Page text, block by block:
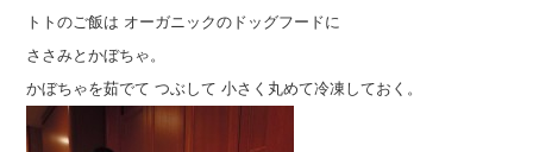
トトのご飯は オーガニックのドッグフードに
ささみとかぼちゃ。
かぼちゃを茹でて つぶして 小さく丸めて冷凍しておく。